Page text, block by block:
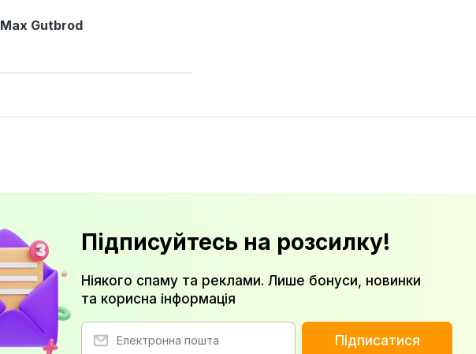
Max Gutbrod
Підписуйтесь на розсилку!
Ніякого спаму та реклами. Лише бонуси, новинки
та корисна інформація
Підписатися